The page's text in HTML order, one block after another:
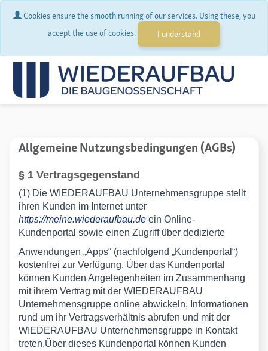
Cookies ensure the smooth running of our services. Using these, you
accept the use of cookies.
I understand
Allgemeine Nutzungsbedingungen (AGBs)
§ 1 Vertragsgegenstand
(1) Die WIEDERAUFBAU Unternehmensgruppe stellt
ihren Kunden im Internet unter
https://meine.wiederaufbau.de ein Online-
Kundenportal sowie einen Zugriff über dedizierte
Anwendungen „Apps“ (nachfolgend „Kundenportal“)
kostenfrei zur Verfügung. Über das Kundenportal
können Kunden Angelegenheiten im Zusammenhang
mit ihrem Vertrag mit der WIEDERAUFBAU
Unternehmensgruppe online abwickeln, Informationen
rund um ihr Vertragsverhältnis abrufen und mit der
WIEDERAUFBAU Unternehmensgruppe in Kontakt
treten.Über dieses Kundenportal können Kunden